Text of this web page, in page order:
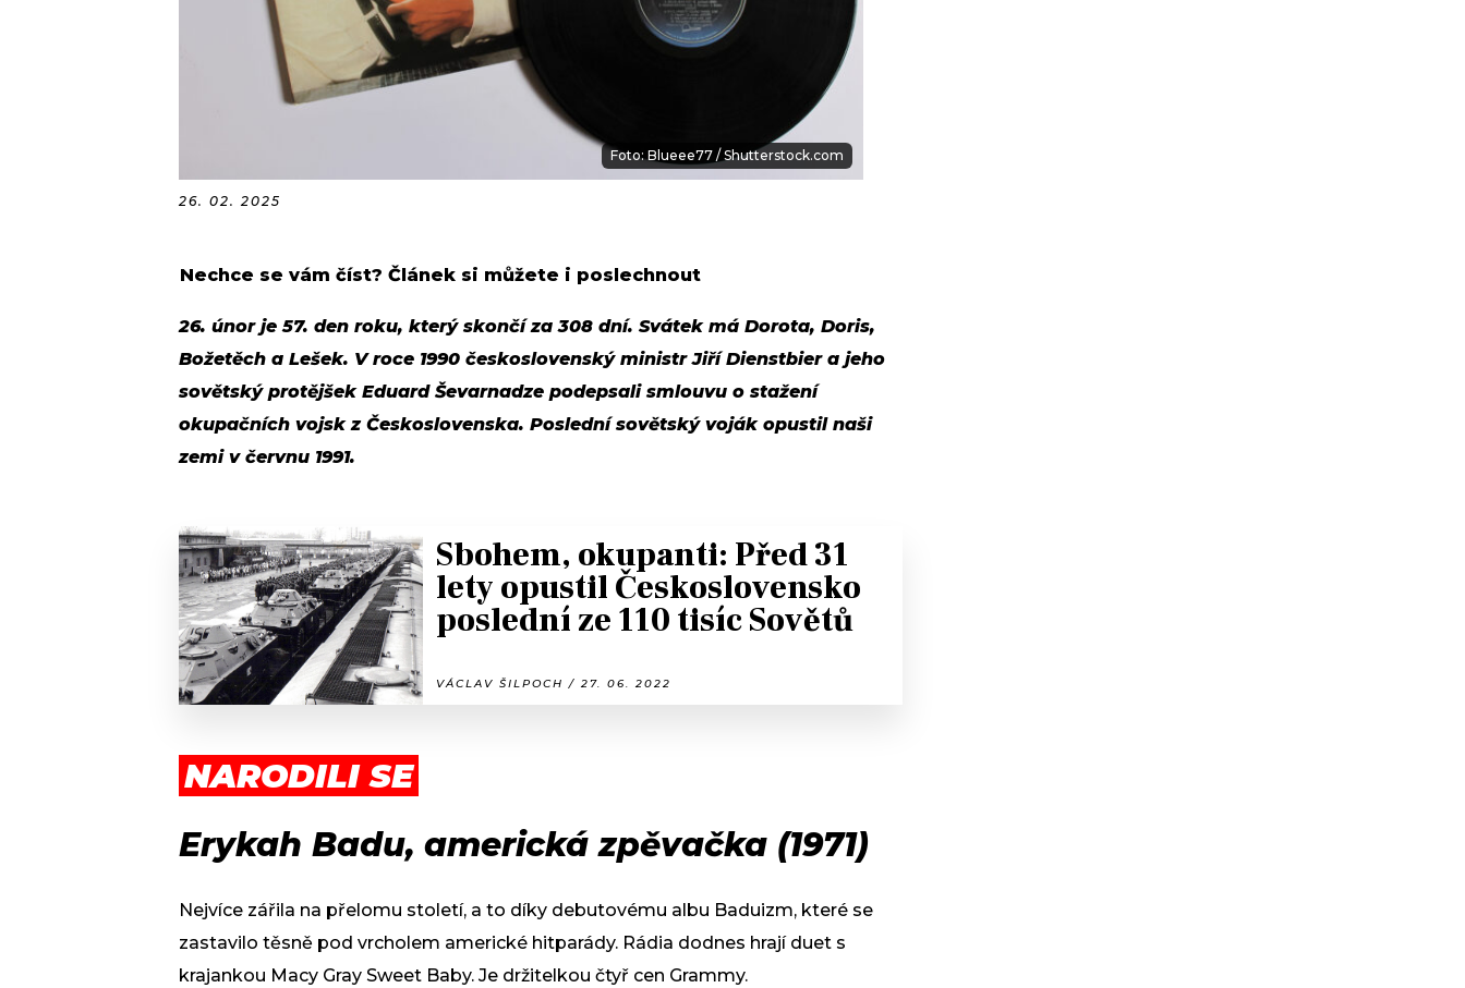
Foto: Blueee77 / Shutterstock.com
26. 02. 2025
Nechce se vám číst? Článek si můžete i poslechnout
26. únor je 57. den roku, který skončí za 308 dní. Svátek má Dorota, Doris,
Božetěch a Lešek. V roce 1990 československý ministr Jiří Dienstbier a jeho
sovětský protějšek Eduard Ševarnadze podepsali smlouvu o stažení
okupačních vojsk z Československa. Poslední sovětský voják opustil naši
zemi v červnu 1991.
Sbohem, okupanti: Před 31
lety opustil Československo
poslední ze 110 tisíc Sovětů
VÁCLAV ŠILPOCH / 27. 06. 2022
NARODILI SE
Erykah Badu, americká zpěvačka (1971)
Nejvíce zářila na přelomu století, a to díky debutovému albu Baduizm, které se
zastavilo těsně pod vrcholem americké hitparády. Rádia dodnes hrají duet s
krajankou Macy Gray Sweet Baby. Je držitelkou čtyř cen Grammy.